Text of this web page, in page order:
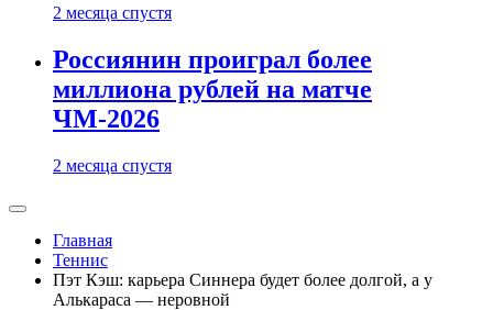
2 месяца спустя
Россиянин проиграл более
миллиона рублей на матче
ЧМ-2026
2 месяца спустя
Главная
Теннис
Пэт Кэш: карьера Синнера будет более долгой, а у
Алькараса — неровной